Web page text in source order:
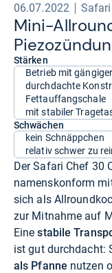
06.07.2022
Mini-​
Stärken
Betrieb mit
durchdachte
Fettauffangschale
mit stabiler
Schwächen
kein Schnäppchen
relativ schwer zu
Der Safari Chef 30
namenskonform
sich als
zur Mitnahme auf
Einestabile
ist gut durchdacht:
als Pfanne nutzen